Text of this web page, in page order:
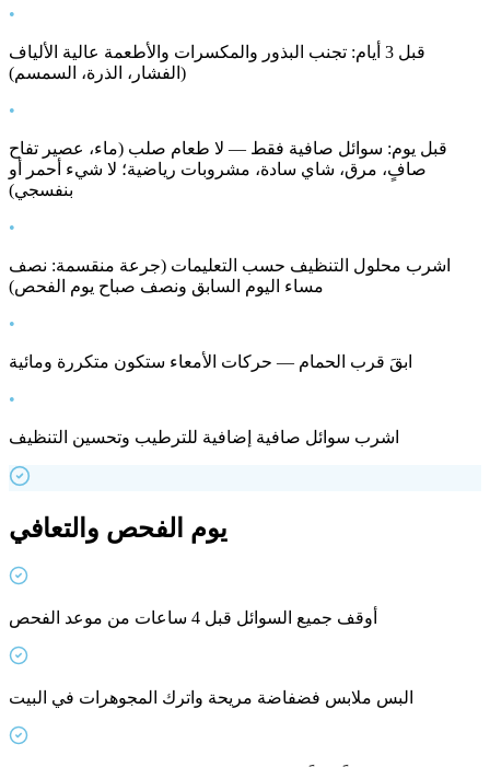
•
قبل 3 أيام: تجنب البذور والمكسرات والأطعمة عالية الألياف
(الفشار، الذرة، السمسم)
•
قبل يوم: سوائل صافية فقط — لا طعام صلب (ماء، عصير تفاح
صافٍ، مرق، شاي سادة، مشروبات رياضية؛ لا شيء أحمر أو
بنفسجي)
•
اشرب محلول التنظيف حسب التعليمات (جرعة منقسمة: نصف
مساء اليوم السابق ونصف صباح يوم الفحص)
•
ابقَ قرب الحمام — حركات الأمعاء ستكون متكررة ومائية
•
اشرب سوائل صافية إضافية للترطيب وتحسين التنظيف
يوم الفحص والتعافي
أوقف جميع السوائل قبل 4 ساعات من موعد الفحص
البس ملابس فضفاضة مريحة واترك المجوهرات في البيت